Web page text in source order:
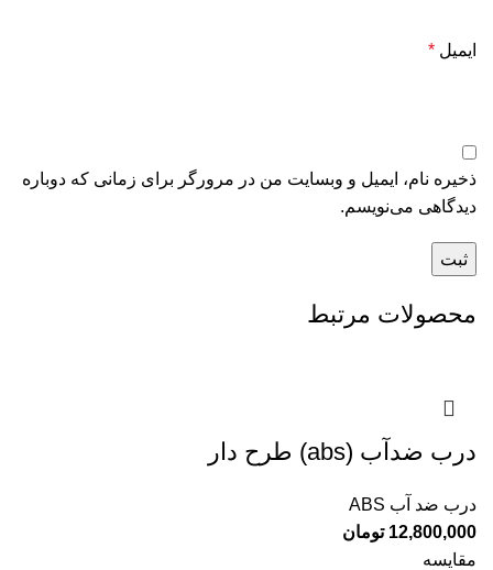
ایمیل *
ذخیره نام، ایمیل و وبسایت من در مرورگر برای زمانی که دوباره
دیدگاهی می‌نویسم.
محصولات مرتبط
درب ضدآب (abs) طرح دار
درب ضد آب ABS
12,800,000 تومان
مقایسه